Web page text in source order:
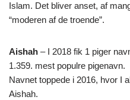
Islam. Det bliver anset, af
“moderen af de troende”.
Aishah – I 2018 fik 1 piger
1.359. mest populre pigenavn.
Navnet toppede i 2016, hvor I
Aishah.